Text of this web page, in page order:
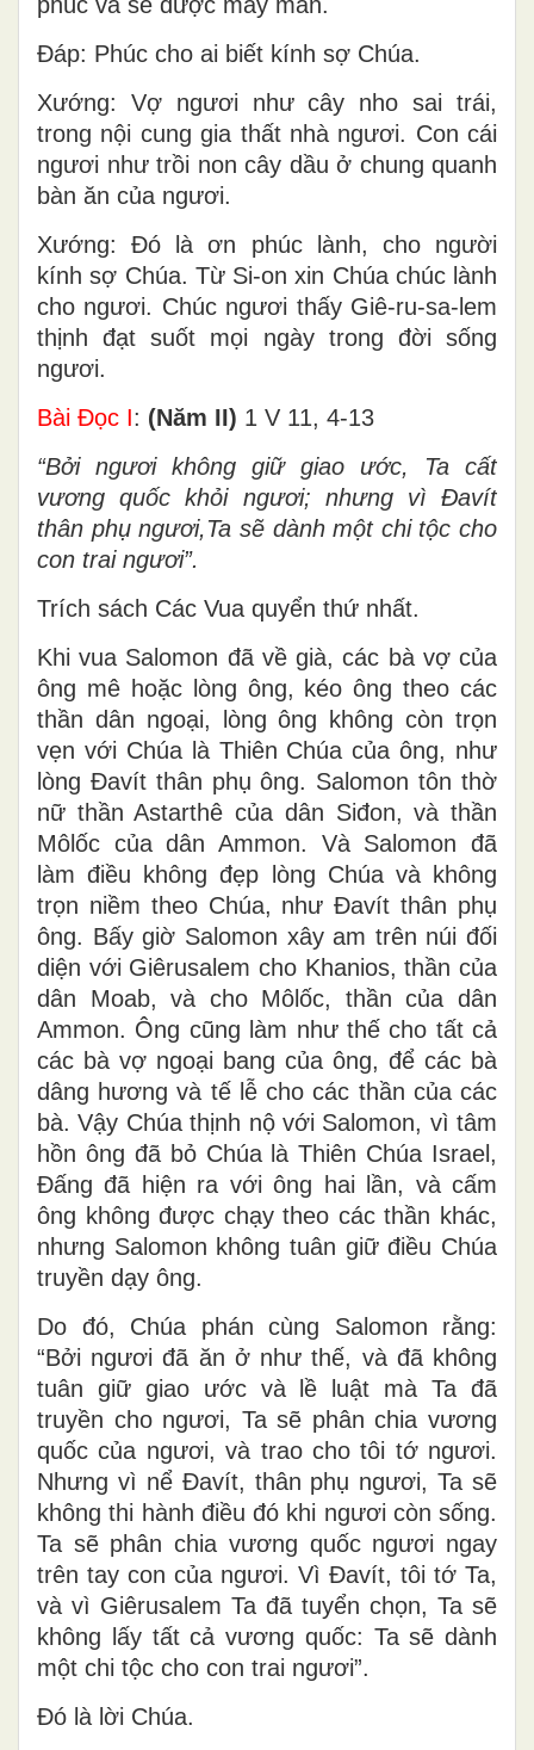
Đáp: Phúc cho ai biết kính sợ Chúa.
Xướng: Vợ ngươi như cây nho sai trái,
trong nội cung gia thất nhà ngươi. Con cái
ngươi như trồi non cây dầu ở chung quanh
bàn ăn của ngươi.
Xướng: Đó là ơn phúc lành, cho người
kính sợ Chúa. Từ Si-on xin Chúa chúc lành
cho ngươi. Chúc ngươi thấy Giê-ru-sa-lem
thịnh đạt suốt mọi ngày trong đời sống
ngươi.
Bài Ðọc I: (Năm II) 1 V 11, 4-13
“Bởi ngươi không giữ giao ước, Ta cất
vương quốc khỏi ngươi; nhưng vì Ðavít
thân phụ ngươi,Ta sẽ dành một chi tộc cho
con trai ngươi”.
Trích sách Các Vua quyển thứ nhất.
Khi vua Salomon đã về già, các bà vợ của
ông mê hoặc lòng ông, kéo ông theo các
thần dân ngoại, lòng ông không còn trọn
vẹn với Chúa là Thiên Chúa của ông, như
lòng Ðavít thân phụ ông. Salomon tôn thờ
nữ thần Astarthê của dân Siđon, và thần
Môlốc của dân Ammon. Và Salomon đã
làm điều không đẹp lòng Chúa và không
trọn niềm theo Chúa, như Ðavít thân phụ
ông. Bấy giờ Salomon xây am trên núi đối
diện với Giêrusalem cho Khanios, thần của
dân Moab, và cho Môlốc, thần của dân
Ammon. Ông cũng làm như thế cho tất cả
các bà vợ ngoại bang của ông, để các bà
dâng hương và tế lễ cho các thần của các
bà. Vậy Chúa thịnh nộ với Salomon, vì tâm
hồn ông đã bỏ Chúa là Thiên Chúa Israel,
Ðấng đã hiện ra với ông hai lần, và cấm
ông không được chạy theo các thần khác,
nhưng Salomon không tuân giữ điều Chúa
truyền dạy ông.
Do đó, Chúa phán cùng Salomon rằng:
“Bởi ngươi đã ăn ở như thế, và đã không
tuân giữ giao ước và lề luật mà Ta đã
truyền cho ngươi, Ta sẽ phân chia vương
quốc của ngươi, và trao cho tôi tớ ngươi.
Nhưng vì nể Ðavít, thân phụ ngươi, Ta sẽ
không thi hành điều đó khi ngươi còn sống.
Ta sẽ phân chia vương quốc ngươi ngay
trên tay con của ngươi. Vì Ðavít, tôi tớ Ta,
và vì Giêrusalem Ta đã tuyển chọn, Ta sẽ
không lấy tất cả vương quốc: Ta sẽ dành
một chi tộc cho con trai ngươi”.
Ðó là lời Chúa.